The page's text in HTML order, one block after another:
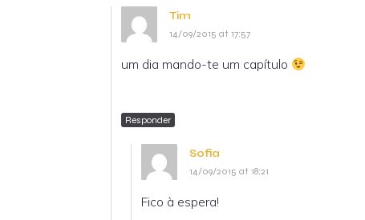
Tim
14/09/2015 at 17:57
um dia mando-te um capítulo
Responder
Sofia
14/09/2015 at 18:21
Fico à espera!